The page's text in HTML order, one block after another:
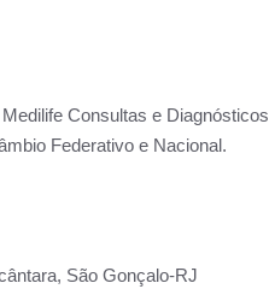
Medilife Consultas e Diagnósticos
Federativo e Nacional.
São Gonçalo-RJ